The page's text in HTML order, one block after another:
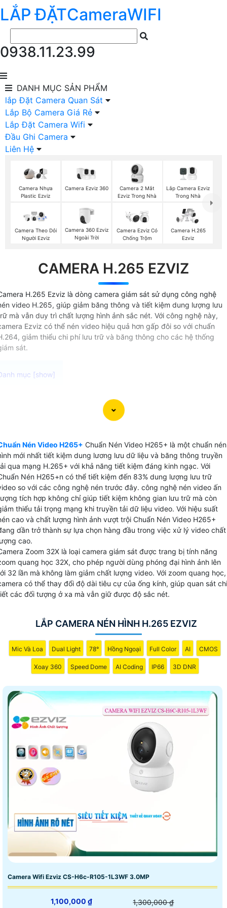
LẮP ĐẶTCameraWIFI
0938.11.23.99
DANH MỤC SẢN PHẨM
lắp Đặt Camera Quan Sát
Lắp Bộ Camera Giá Rẻ
Lắp Đặt Camera Wifi
Đầu Ghi Camera
Liên Hệ
Camera Nhựa
Plastic Ezviz
Camera Ezviz 360
Camera 2 Mắt
Ezviz Trong Nhà
Lắp Camera Ezviz
Trong Nhà
Camera Theo Dỏi
Người Ezviz
Camera 360 Ezviz
Ngoài Trời
Camera Ezviz Có
Chống Trộm
Camera H.265
Ezviz
CAMERA H.265 EZVIZ
H.265 Ezviz là dòng camera giám sát sử dụng công nghệ
video H.265, giúp giảm băng thông và tiết kiệm dung lượng lưu
mà vẫn duy trì chất lượng hình ảnh sắc nét. Với công nghệ này,
Ezviz có thể nén video hiệu quả hơn gấp đôi so với chuẩn
giảm thiểu chi phí lưu trữ và băng thông cho các hệ thống
sát.
nén video H.265+ Ezviz là một công nghệ nén video
camera quan sát được sử dụng trên các thiết bị ghi
giảm dung lượng file video mà vẫn duy trì chất lượng
ảnh cao.
Chuẩn nén video H.265+ Ezviz có thể lưu trữ video dài
một cách tiết kiệm với dung lượng nhỏ gọn hơn so với
chuẩn nén truyền thống. Đồng thời, chất lượng hình ảnh
giữ nguyên, không bị giảm sút khi nén.
Nén Video H265+ Chuẩn Nén Video H265+ là một chuẩn nén
mới nhất tiết kiệm dung lương lưu dữ liệu và băng thông truyền
qua mạng H.265+ với khả năng tiết kiệm đáng kinh ngạc. Với
Nén H265+n có thể tiết kiệm đến 83% dung lượng lưu trữ
so với các công nghệ nén trước đây. công nghệ nén video ấn
tích hợp không chỉ giúp tiết kiệm không gian lưu trữ mà còn
thiểu tải trọng mạng khi truyền tải dữ liệu video. Với hiệu suất
cao và chất lượng hình ảnh vượt trội Chuẩn Nén Video H265+
dần trở thành sự lựa chọn hàng đầu trong việc xử lý video chất
cao.
Zoom 32X là loại camera giám sát được trang bị tính năng
quang học 32X, cho phép người dùng phóng đại hình ảnh lên
32 lần mà không làm giảm chất lượng video. Với zoom quang học,
có thể thay đổi độ dài tiêu cự của ống kính, giúp quan sát chi
các đối tượng ở xa mà vẫn giữ được độ sắc nét.
LẮP CAMERA NÉN HÌNH H.265 EZVIZ
Mic Và Loa Dual Light 78° Hồng Ngoại Full Color AI CMOS
Xoay 360 Speed Dome AI Coding IP66 3D DNR
Camera Wifi Ezviz CS-H6c-R105-1L3WF 3.0MP
1,100,000 ₫ 1,300,000 ₫